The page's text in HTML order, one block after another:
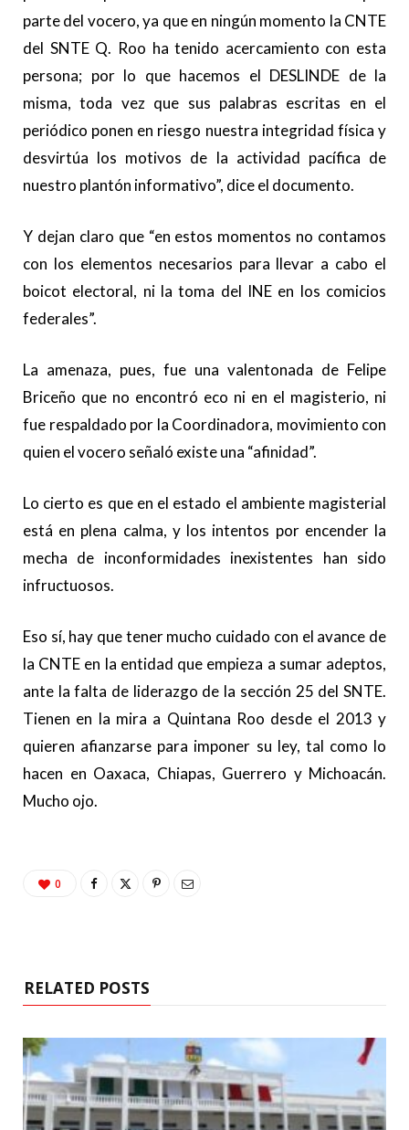
parte del vocero, ya que en ningún momento la CNTE
del SNTE Q. Roo ha tenido acercamiento con esta
persona; por lo que hacemos el DESLINDE de la
misma, toda vez que sus palabras escritas en el
periódico ponen en riesgo nuestra integridad física y
desvirtúa los motivos de la actividad pacífica de
nuestro plantón informativo”, dice el documento.
Y dejan claro que “en estos momentos no contamos
con los elementos necesarios para llevar a cabo el
boicot electoral, ni la toma del INE en los comicios
federales”.
La amenaza, pues, fue una valentonada de Felipe
Briceño que no encontró eco ni en el magisterio, ni
fue respaldado por la Coordinadora, movimiento con
quien el vocero señaló existe una “afinidad”.
Lo cierto es que en el estado el ambiente magisterial
está en plena calma, y los intentos por encender la
mecha de inconformidades inexistentes han sido
infructuosos.
Eso sí, hay que tener mucho cuidado con el avance de
la CNTE en la entidad que empieza a sumar adeptos,
ante la falta de liderazgo de la sección 25 del SNTE.
Tienen en la mira a Quintana Roo desde el 2013 y
quieren afianzarse para imponer su ley, tal como lo
hacen en Oaxaca, Chiapas, Guerrero y Michoacán.
Mucho ojo.
0
RELATED POSTS